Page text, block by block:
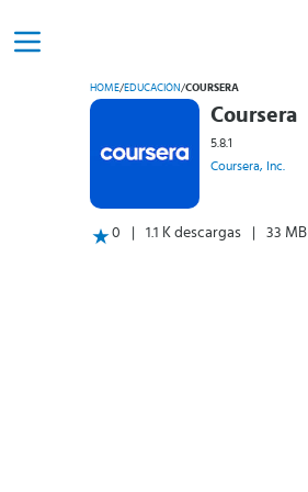
HOME/EDUCACIÓN/COURSERA
Coursera
5.8.1
Coursera, Inc.
0 1.1 K descargas 33 MB